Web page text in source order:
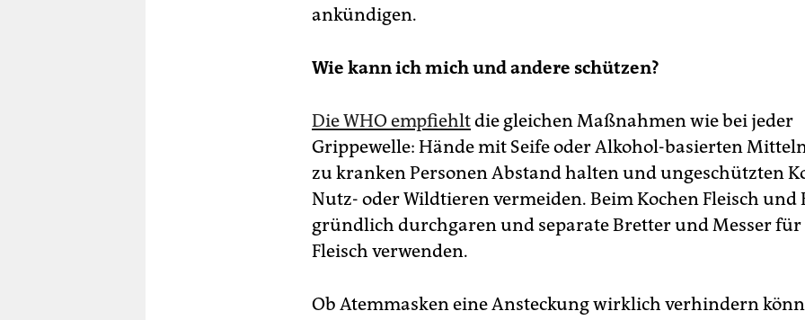
ankündigen.
Wie kann ich mich und andere schützen?
Die WHO empfiehltdie gleichen Maßnahmen wie bei jeder
Grippewelle: Hände mit Seife oder Alkohol-basierten
zu kranken Personen Abstand halten und ungeschützten
Nutz- oder Wildtieren vermeiden. Beim Kochen Fleisch und
gründlich durchgaren und separate Bretter und Messer für
Fleisch verwenden.
Ob Atemmasken eine Ansteckung wirklich verhindern